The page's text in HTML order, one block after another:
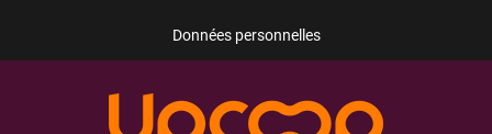
Données personnelles